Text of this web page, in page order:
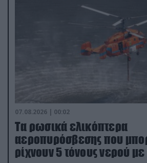
07.08.2026 | 00:02
Τα ρωσικά ελικόπτερα
αεροπυρόσβεσης που
ρίχνουν 5 τόνους νερού